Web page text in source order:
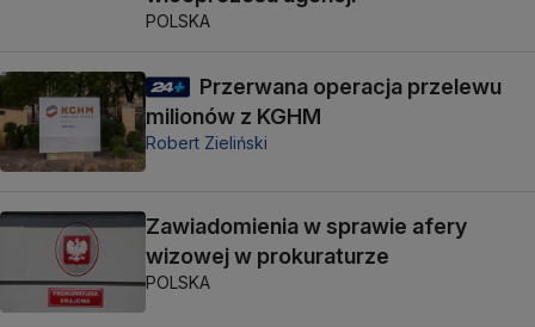
POLSKA
Przerwana operacja przelewu
milionów z KGHM
Robert Zieliński
Zawiadomienia w sprawie afery
wizowej w prokuraturze
POLSKA